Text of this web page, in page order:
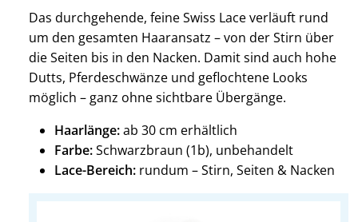
Das durchgehende, feine Swiss Lace verläuft rund
um den gesamten Haaransatz – von der Stirn über
die Seiten bis in den Nacken. Damit sind auch hohe
Dutts, Pferdeschwänze und geflochtene Looks
möglich – ganz ohne sichtbare Übergänge.
Haarlänge:ab 30 cm erhältlich
Farbe:Schwarzbraun (1b), unbehandelt
Lace-Bereich: rundum – Stirn, Seiten & Nacken